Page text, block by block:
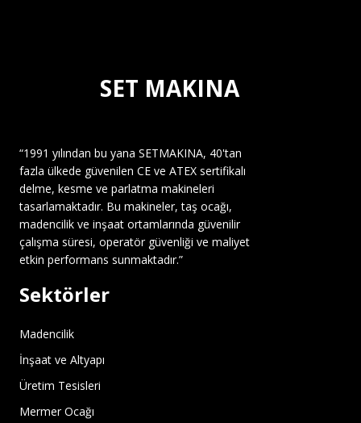
SET MAKINA
“1991 yılından bu yana SETMAKINA, 40'tan
fazla ülkede güvenilen CE ve ATEX sertifikalı
delme, kesme ve parlatma makineleri
tasarlamaktadır. Bu makineler, taş ocağı,
madencilik ve inşaat ortamlarında güvenilir
çalışma süresi, operatör güvenliği ve maliyet
etkin performans sunmaktadır.”
Sektörler
Madencilik
İnşaat ve Altyapı
Üretim Tesisleri
Mermer Ocağı